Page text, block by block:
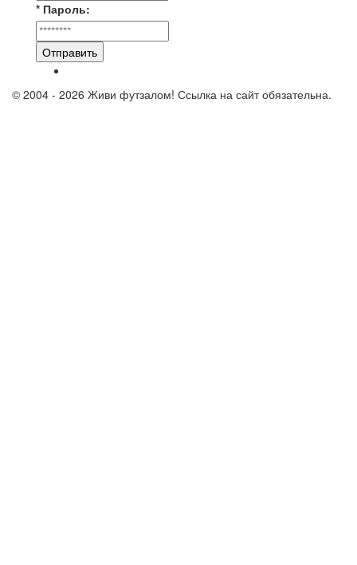
* Пароль:
Отправить
© 2004 - 2026 Живи футзалом! Ссылка на сайт обязательна.